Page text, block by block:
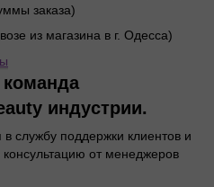
заказа)
из магазина в г. Одесса)
команда
индустрии.
службу поддержки клиентов и
от менеджеров